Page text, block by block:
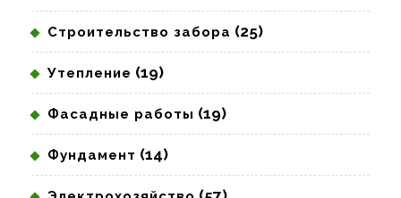
Строительство забора (25)
Утепление (19)
Фасадные работы (19)
Фундамент (14)